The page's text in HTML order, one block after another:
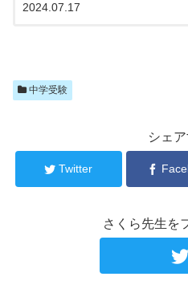
2024.07.17
中学受験
シェ
Twitter
さくら先生を